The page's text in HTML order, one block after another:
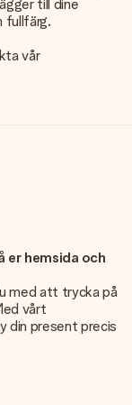
till dine
fullfärg.
vår
er hemsida och
med att trycka på
vårt
din present precis